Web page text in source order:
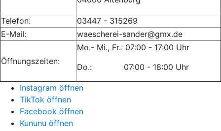
Telefon:
03447 - 315269
E-Mail:
waescherei-sander@gmx.de
Öffnungszeiten:
Mo.- Mi., Fr.: 07:00 - 17:00 Uhr
Do.: 07:00 - 18:00 Uhr
Instagram öffnen
TikTok öffnen
Facebook öffnen
Kununu öffnen